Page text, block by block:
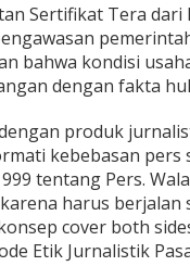
Sertifikat Tera
bahwa kondisi
dengan fakta
produk
kebebasan pers
tentang Pers.
harus berjalan
cover both
Etik Jurnalistik